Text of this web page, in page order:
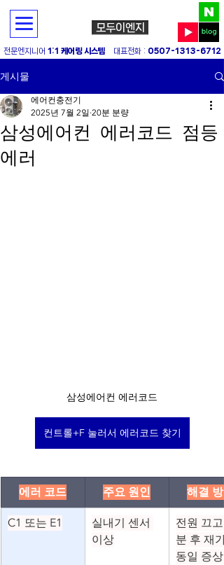
모두이엔지
전문엔지니어 1:1 케어링 시스템 대표전화 : 0507-1313-6712
게시물
삼성에어컨 에러코드 점등
에러
에어컨충전기
2025년 7월 2일 20분 분량
삼성에어컨 에러코드
컨트롤+F 눌러서 에러코드 찾기
에러 코드 주요 원인
해결 방
C1 또는 E1
실내기 센서
이상
전원 끄고 5
분 후 재
동일 증상